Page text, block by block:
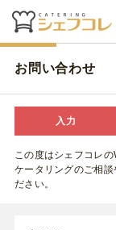
お問い合わせ
入力
この度はシェフコレ
ケータリングのご相
ださい。